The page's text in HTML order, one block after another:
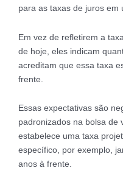
para as taxas de juros em
Em vez de refletirem a
de hoje, eles indicam
acreditam que essa taxa
frente.
Essas expectativas são
padronizados na bolsa de
estabelece uma taxa
específico, por exemplo,
anos à frente.